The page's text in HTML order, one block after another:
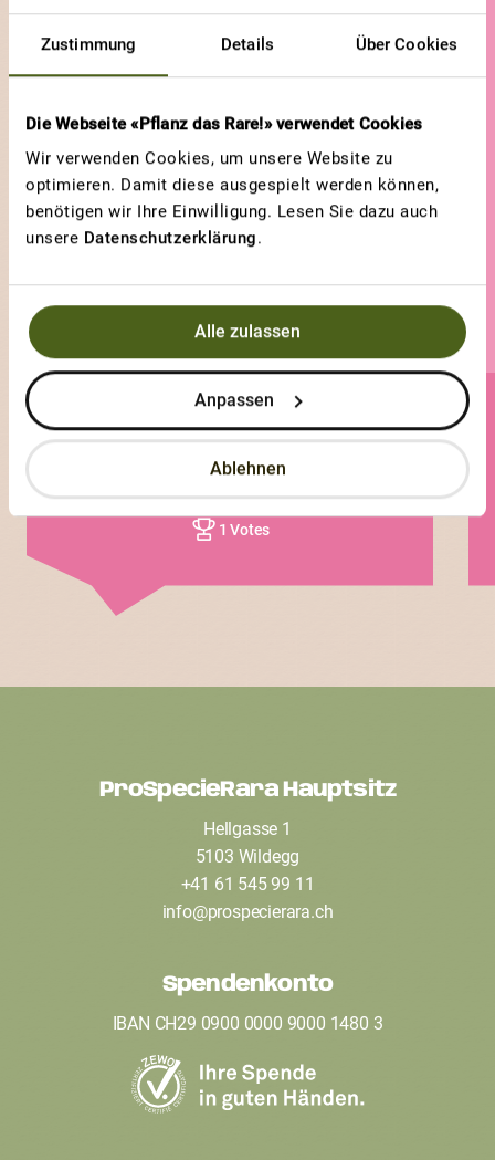
Zustimmung Details Über Cookies
Die Webseite «Pflanz das Rare!» verwendet Cookies
Wir verwenden Cookies, um unsere Website zu
optimieren. Damit diese ausgespielt werden können,
benötigen wir Ihre Einwilligung. Lesen Sie dazu auch
unsere Datenschutzerklärung.
Alle zulassen
Anpassen
Ablehnen
m.stuby
1 Sorten
1 Votes
ProSpecieRara Hauptsitz
Hellgasse 1
5103 Wildegg
+41 61 545 99 11
info@prospecierara.ch
Spendenkonto
IBAN CH29 0900 0000 9000 1480 3